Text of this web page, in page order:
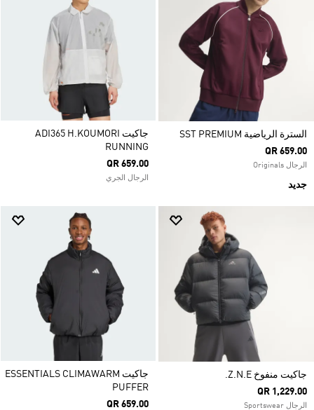
السترة الرياضية SST PREMIUM
QR 659.00
الرجال Originals
جديد
جاكيت ADI365 H.KOUMORI
RUNNING
QR 659.00
الرجال الجري
جاكيت منفوخ Z.N.E.
QR 1,229.00
الرجال Sportswear
جاكيت ESSENTIALS CLIMAWARM
PUFFER
QR 659.00